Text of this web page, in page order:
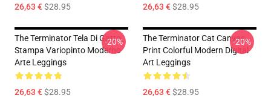
26,63 €$28.95 26,63 €$28.95
The Terminator Tela Di Gatto
Stampa Variopinto Moderno
Arte Leggings
26,63 €$28.95
-20%
The Terminator Cat Canvas
Print Colorful Modern Digital
Art Leggings
26,63 €$28.95
-20%